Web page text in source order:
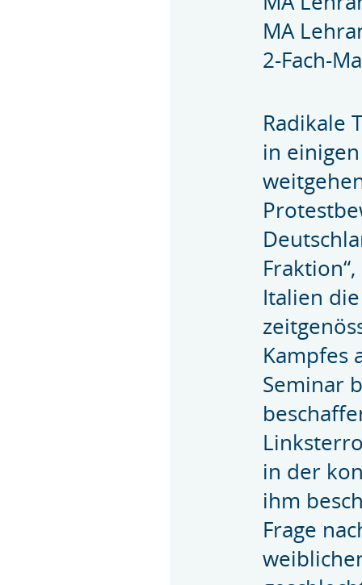
MA
2-Fach-
Radikale
in
Italien
Kampfes
Seminar
in der
ihm
Frage